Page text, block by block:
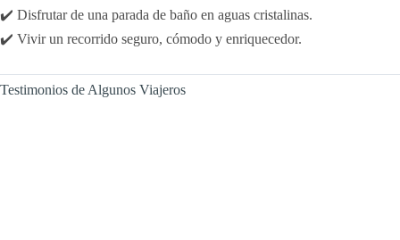
✔️ Disfrutar de una parada de baño en aguas cristalinas.
✔️ Vivir un recorrido seguro, cómodo y enriquecedor.
Testimonios de Algunos Viajeros